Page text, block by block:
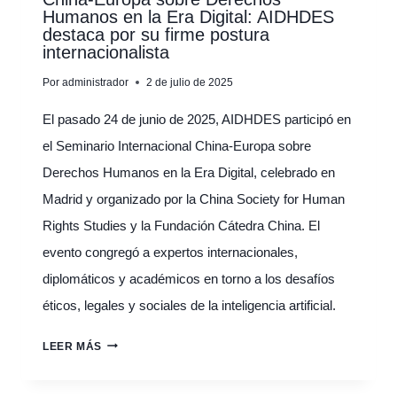
DESARROLLO
Humanos en la Era Digital: AIDHDES
destaca por su firme postura
internacionalista
Por administrador 2 de julio de 2025
El pasado 24 de junio de 2025, AIDHDES participó en
el Seminario Internacional China-Europa sobre
Derechos Humanos en la Era Digital, celebrado en
Madrid y organizado por la China Society for Human
Rights Studies y la Fundación Cátedra China. El
evento congregó a expertos internacionales,
diplomáticos y académicos en torno a los desafíos
éticos, legales y sociales de la inteligencia artificial.
LEER MÁSMADRID